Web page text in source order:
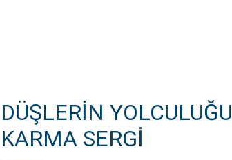
DÜŞLERİN YOLCULUĞU
KARMA SERGİ